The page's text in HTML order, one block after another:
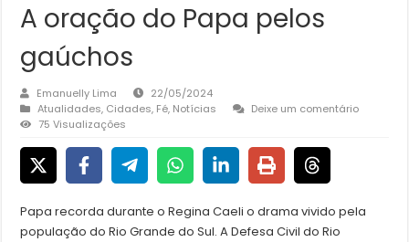
A oração do Papa pelos
gaúchos
Emanuelly Lima
22/05/2024
Atualidades, Cidades, Fé, Notícias
Deixe um comentário
75 Visualizações
Papa recorda durante o Regina Caeli o drama vivido pela
população do Rio Grande do Sul. A Defesa Civil do Rio